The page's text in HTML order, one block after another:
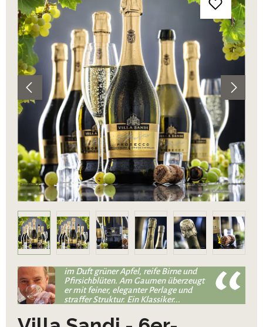
im Duft grüner Apfel, reife Birne und
Pfirsichblüten. Am Gaumen überzeugt
er mit feiner, eleganter Perlage und
straffer Struktur. Ein Klassiker...